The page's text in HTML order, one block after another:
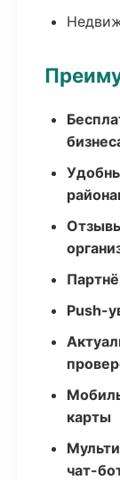
Push-
карты
чат-